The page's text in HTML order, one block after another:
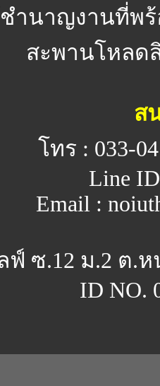
ำนาญงานที่พ
สะพานโหลด
ส
โทร : 033-
Line
Email :
ฟ์ ซ.12 ม.2 ต.
ID NO.